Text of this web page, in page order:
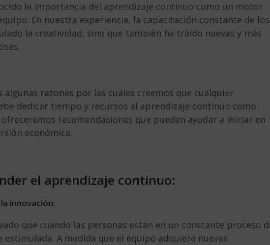
la importancia del aprendizaje continuo como un motor
En nuestra experiencia, la capacitación constante de los
la creatividad, sino que también ha traído nuevas y más
razones por las cuales creemos que cualquier
dedicar tiempo y recursos al aprendizaje continuo como
recomendaciones que pueden ayudar a iniciar en
económica.
el aprendizaje continuo:
innovación:
que cuando las personas están en un constante proceso
A medida que el equipo adquiere nuevas